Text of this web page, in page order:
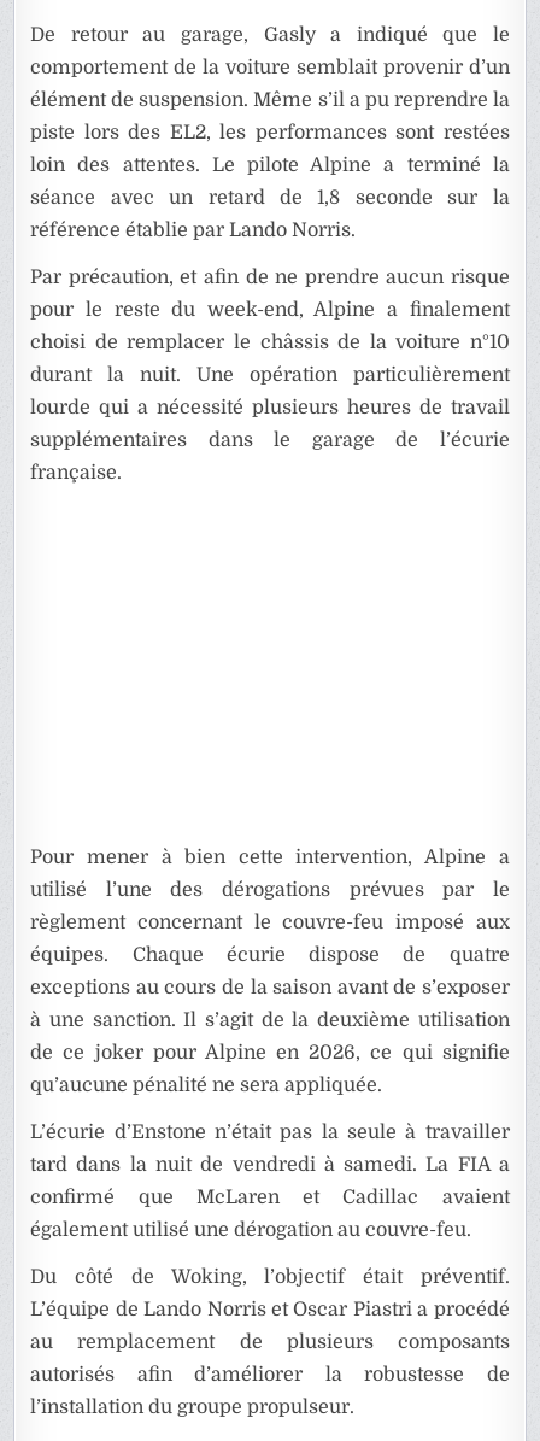
De retour au garage, Gasly a indiqué que le
comportement de la voiture semblait provenir d’un
élément de suspension. Même s’il a pu reprendre la
piste lors des EL2, les performances sont restées
loin des attentes. Le pilote Alpine a terminé la
séance avec un retard de 1,8 seconde sur la
référence établie par Lando Norris.
Par précaution, et afin de ne prendre aucun risque
pour le reste du week-end, Alpine a finalement
choisi de remplacer le châssis de la voiture n°10
durant la nuit. Une opération particulièrement
lourde qui a nécessité plusieurs heures de travail
supplémentaires dans le garage de l’écurie
française.
Pour mener à bien cette intervention, Alpine a
utilisé l’une des dérogations prévues par le
règlement concernant le couvre-feu imposé aux
équipes. Chaque écurie dispose de quatre
exceptions au cours de la saison avant de s’exposer
à une sanction. Il s’agit de la deuxième utilisation
de ce joker pour Alpine en 2026, ce qui signifie
qu’aucune pénalité ne sera appliquée.
L’écurie d’Enstone n’était pas la seule à travailler
tard dans la nuit de vendredi à samedi. La FIA a
confirmé que McLaren et Cadillac avaient
également utilisé une dérogation au couvre-feu.
Du côté de Woking, l’objectif était préventif.
L’équipe de Lando Norris et Oscar Piastri a procédé
au remplacement de plusieurs composants
autorisés afin d’améliorer la robustesse de
l’installation du groupe propulseur.